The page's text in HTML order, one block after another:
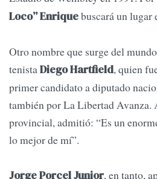
Loco” Enriquebuscará un lugar
Otro nombre que surge del
tenistaDiego Hartfield, quien
primer candidato a diputado
también por La Libertad Avanza.
provincial, admitió: “Es un
lo mejor de mí”.
Jorge Porcel Junior, en tanto,